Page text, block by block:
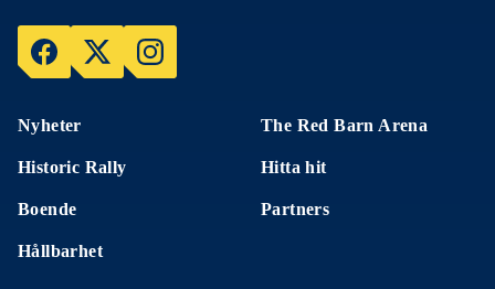
Nyheter The Red Barn Arena
Historic Rally Hitta hit
Boende Partners
Hållbarhet